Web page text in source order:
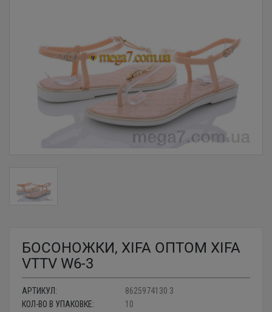
БОСОНОЖКИ, XIFA ОПТОМ XIFA
VTTV W6-3
АРТИКУЛ:
8625974130 3
КОЛ-ВО В УПАКОВКЕ:
10